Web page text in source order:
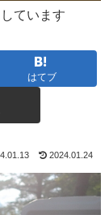
ています
はてブ
2024.01.24